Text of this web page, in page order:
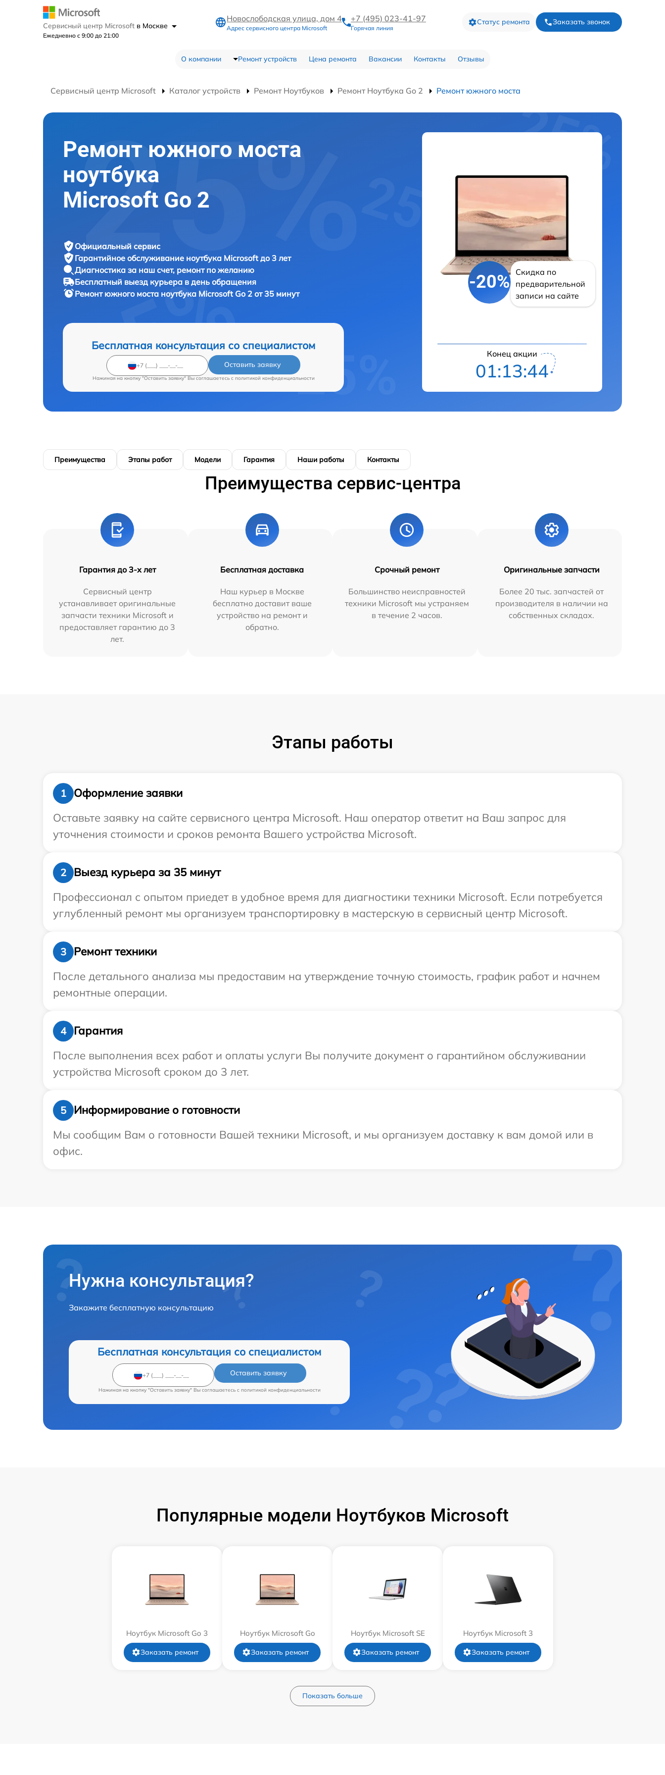
Сервисный центр Microsoft в Москве
Ежедневно с 9:00 до 21:00
Новослободская улица, дом 4
Адрес сервисного центра Microsoft
+7 (495) 023-41-97
Горячая линия
Статус ремонта Заказать звонок
О компании Ремонт устройств Цена ремонта Вакансии Контакты Отзывы
Сервисный центр Microsoft Каталог устройств Ремонт Ноутбуков Ремонт Ноутбука Go 2 Ремонт южного моста
Ремонт южного моста
ноутбука
Microsoft Go 2
Официальный сервис
Гарантийное обслуживание ноутбука Microsoft до 3 лет
Диагностика за наш счет, ремонт по желанию
Бесплатный выезд курьера в день обращения
Ремонт южного моста ноутбука Microsoft Go 2 от 35 минут
Бесплатная консультация со специалистом
Оставить заявку
Нажимая на кнопку "Оставить заявку" Вы соглашаетесь c политикой конфиденциальности
-20%
Скидка по
предварительной
записи на сайте
Конец акции
01:13:43
Преимущества Этапы работ Модели Гарантия Наши работы Контакты
Преимущества сервис-центра
Гарантия до 3-х лет
Сервисный центр
устанавливает оригинальные
запчасти техники Microsoft и
предоставляет гарантию до 3
лет.
Бесплатная доставка
Наш курьер в Москве
бесплатно доставит ваше
устройство на ремонт и
обратно.
Срочный ремонт
Большинство неисправностей
техники Microsoft мы устраняем
в течение 2 часов.
Оригинальные запчасти
Более 20 тыс. запчастей от
производителя в наличии на
собственных складах.
Этапы работы
1
Оформление заявки
Оставьте заявку на сайте сервисного центра Microsoft. Наш оператор ответит на Ваш запрос для
уточнения стоимости и сроков ремонта Вашего устройства Microsoft.
2
Выезд курьера за 35 минут
Профессионал с опытом приедет в удобное время для диагностики техники Microsoft. Если потребуется
углубленный ремонт мы организуем транспортировку в мастерскую в сервисный центр Microsoft.
3
Ремонт техники
После детального анализа мы предоставим на утверждение точную стоимость, график работ и начнем
ремонтные операции.
4
Гарантия
После выполнения всех работ и оплаты услуги Вы получите документ о гарантийном обслуживании
устройства Microsoft сроком до 3 лет.
5
Информирование о готовности
Мы сообщим Вам о готовности Вашей техники Microsoft, и мы организуем доставку к вам домой или в
офис.
Нужна консультация?
Закажите бесплатную консультацию
Бесплатная консультация со специалистом
Оставить заявку
Нажимая на кнопку "Оставить заявку" Вы соглашаетесь c политикой конфиденциальности
Популярные модели Ноутбуков Microsoft
Ноутбук Microsoft Go 3
Заказать ремонт
Ноутбук Microsoft Go
Заказать ремонт
Ноутбук Microsoft SE
Заказать ремонт
Ноутбук Microsoft 3
Заказать ремонт
Показать больше